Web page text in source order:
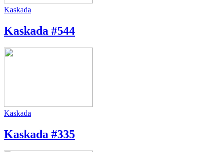
Kaskada
Kaskada #544
Kaskada
Kaskada #335